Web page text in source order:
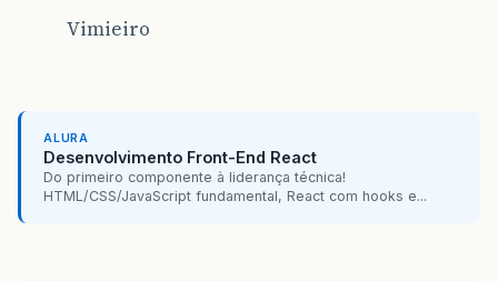
//
function mostraFuncoes(){
if
(req. readyState == 4 ){
Vimieiro
ALURA
Desenvolvimento Front-End React
Do primeiro componente à liderança técnica!
HTML/CSS/JavaScript fundamental, React com hooks e...